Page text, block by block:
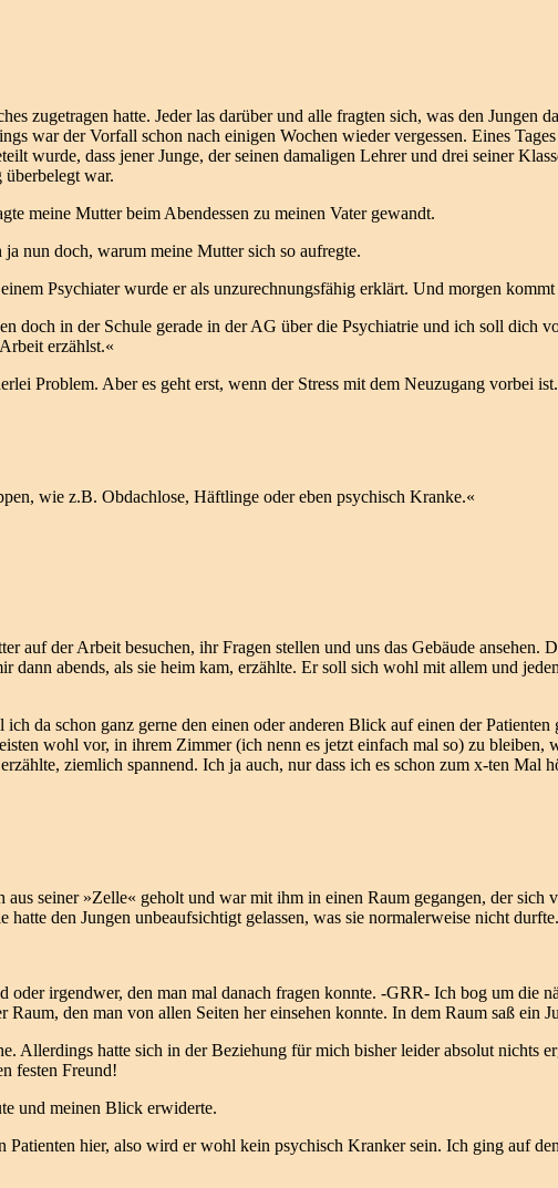
zugetragen hatte. Jeder las darüber und alle fragten sich, was den Jungen
war der Vorfall schon nach einigen Wochen wieder vergessen. Eines
wurde, dass jener Junge, der seinen damaligen Lehrer und drei seiner
war.
meine Mutter beim Abendessen zu meinen Vater gewandt.
nun doch, warum meine Mutter sich so aufregte.
Psychiater wurde er als unzurechnungsfähig erklärt. Und morgen kommt
doch in der Schule gerade in der AG über die Psychiatrie und ich soll dich
erzählst.«
Problem. Aber es geht erst, wenn der Stress mit dem Neuzugang vorbei
wie z.B. Obdachlose, Häftlinge oder eben psychisch Kranke.«
der Arbeit besuchen, ihr Fragen stellen und uns das Gebäude ansehen.
dann abends, als sie heim kam, erzählte. Er soll sich wohl mit allem und
da schon ganz gerne den einen oder anderen Blick auf einen der Patienten
wohl vor, in ihrem Zimmer (ich nenn es jetzt einfach mal so) zu
ziemlich spannend. Ich ja auch, nur dass ich es schon zum x-ten Mal
seiner »Zelle« geholt und war mit ihm in einen Raum gegangen, der
den Jungen unbeaufsichtigt gelassen, was sie normalerweise nicht durfte.
irgendwer, den man mal danach fragen konnte. -GRR- Ich bog um die
den man von allen Seiten her einsehen konnte. In dem Raum saß ein
Allerdings hatte sich in der Beziehung für mich bisher leider absolut nichts
festen Freund!
und meinen Blick erwiderte.
hier, also wird er wohl kein psychisch Kranker sein. Ich ging auf